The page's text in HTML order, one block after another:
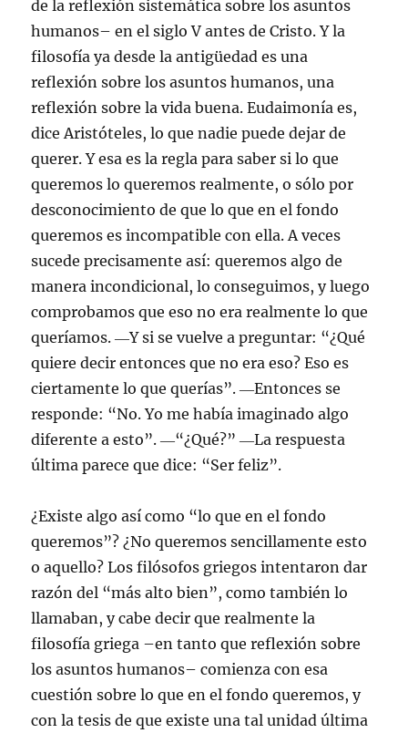
de la reflexión sistemática sobre los asuntos
humanos– en el siglo V antes de Cristo. Y la
filosofía ya desde la antigüedad es una
reflexión sobre los asuntos humanos, una
reflexión sobre la vida buena. Eudaimonía es,
dice Aristóteles, lo que nadie puede dejar de
querer. Y esa es la regla para saber si lo que
queremos lo queremos realmente, o sólo por
desconocimiento de que lo que en el fondo
queremos es incompatible con ella. A veces
sucede precisamente así: queremos algo de
manera incondicional, lo conseguimos, y luego
comprobamos que eso no era realmente lo que
queríamos. ―Y si se vuelve a preguntar: “¿Qué
quiere decir entonces que no era eso? Eso es
ciertamente lo que querías”. ―Entonces se
responde: “No. Yo me había imaginado algo
diferente a esto”. ―“¿Qué?” ―La respuesta
última parece que dice: “Ser feliz”.
¿Existe algo así como “lo que en el fondo
queremos”? ¿No queremos sencillamente esto
o aquello? Los filósofos griegos intentaron dar
razón del “más alto bien”, como también lo
llamaban, y cabe decir que realmente la
filosofía griega –en tanto que reflexión sobre
los asuntos humanos– comienza con esa
cuestión sobre lo que en el fondo queremos, y
con la tesis de que existe una tal unidad última